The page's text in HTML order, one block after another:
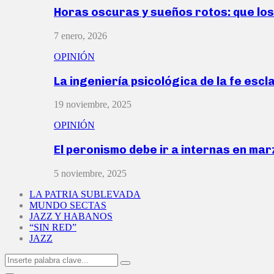
Horas oscuras y sueños rotos: que
7 enero, 2026
OPINIÓN
La ingeniería psicológica de la fe
19 noviembre, 2025
OPINIÓN
El peronismo debe ir a internas en
5 noviembre, 2025
LA PATRIA SUBLEVADA
MUNDO SECTAS
JAZZ Y HABANOS
“SIN RED”
JAZZ
Search
for:
Search